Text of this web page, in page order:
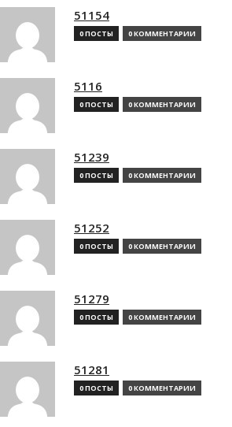
51154
0 ПОСТЫ 0 КОММЕНТАРИИ
5116
0 ПОСТЫ 0 КОММЕНТАРИИ
51239
0 ПОСТЫ 0 КОММЕНТАРИИ
51252
0 ПОСТЫ 0 КОММЕНТАРИИ
51279
0 ПОСТЫ 0 КОММЕНТАРИИ
51281
0 ПОСТЫ 0 КОММЕНТАРИИ